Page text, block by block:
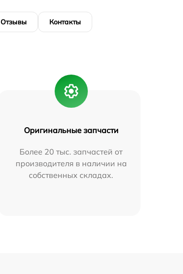
Отзывы Контакты
Оригинальные запчасти
Более 20 тыс. запчастей от
производителя в наличии на
собственных складах.